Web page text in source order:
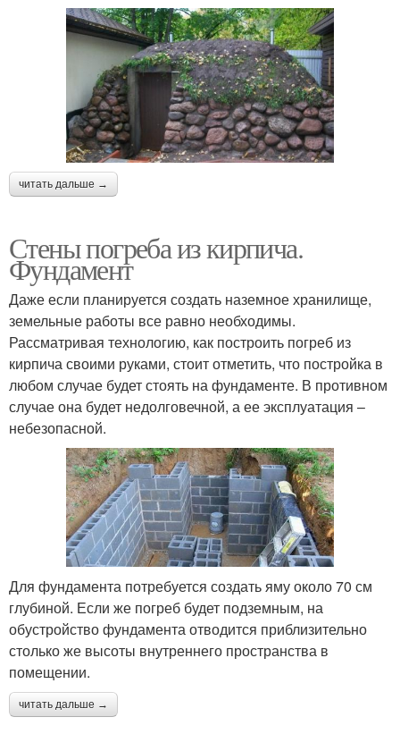
читать дальше →
Стены погреба из кирпича.
Фундамент
Даже если планируется создать наземное хранилище,
земельные работы все равно необходимы.
Рассматривая технологию, как построить погреб из
кирпича своими руками, стоит отметить, что постройка в
любом случае будет стоять на фундаменте. В противном
случае она будет недолговечной, а ее эксплуатация –
небезопасной.
Для фундамента потребуется создать яму около 70 см
глубиной. Если же погреб будет подземным, на
обустройство фундамента отводится приблизительно
столько же высоты внутреннего пространства в
помещении.
читать дальше →